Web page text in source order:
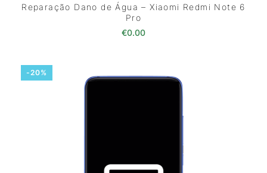
Reparação Dano de Água – Xiaomi Redmi Note 6
Pro
€0.00
-20%